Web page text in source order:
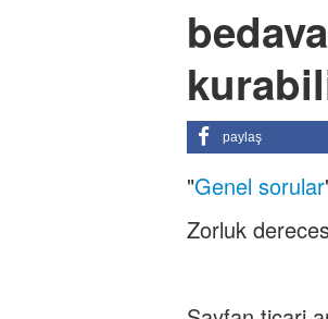
paylaş
"Genel sorular
Zorluk